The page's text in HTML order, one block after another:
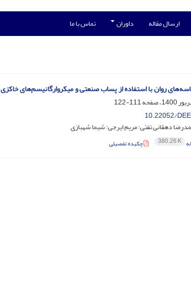
ارسال مقاله داوران تماس با ما
روان با استفاده از پساب صنعتی و میکروارگانیسم‌های خاکزی
111-122
10.22052/
دهقانی تفتی؛ مریم ایرجی؛ شیما شهبازی
380.26 K چکیده تفصیلی